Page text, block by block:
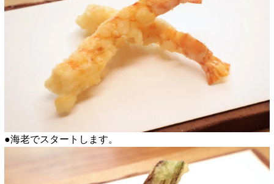
●海老でスタートします。